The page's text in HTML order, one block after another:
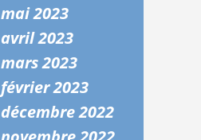
mai 2023
avril 2023
mars 2023
février 2023
décembre 2022